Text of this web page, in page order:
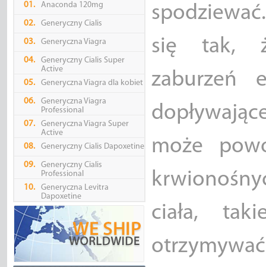
01. Anaconda 120mg
02. Generyczny Cialis
03. Generyczna Viagra
04.
Generyczny Cialis Super
Active
05.
Generyczna Viagra dla kobiet
06.
Generyczna Viagra
Professional
07.
Generyczna Viagra Super
Active
08.
Generyczny Cialis Dapoxetine
09.
Generyczny Cialis
Professional
10.
Generyczna Levitra
Dapoxetine
się tak,
zaburzeń
może
ciała,